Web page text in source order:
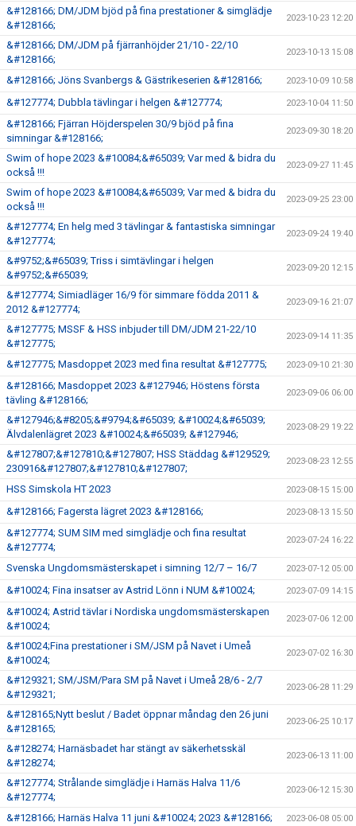
&#128166; DM/JDM bjöd på fina prestationer & simglädje
&#128166;
2023-10-23 12:20
&#128166; DM/JDM på fjärranhöjder 21/10 - 22/10
&#128166;
2023-10-13 15:08
&#128166; Jöns Svanbergs & Gästrikeserien &#128166; 2023-10-09 10:58
&#127774; Dubbla tävlingar i helgen &#127774; 2023-10-04 11:50
&#128166; Fjärran Höjderspelen 30/9 bjöd på fina
simningar &#128166;
2023-09-30 18:20
Swim of hope 2023 &#10084;&#65039; Var med & bidra du
också !!!
2023-09-27 11:45
Swim of hope 2023 &#10084;&#65039; Var med & bidra du
också !!!
2023-09-25 23:00
&#127774; En helg med 3 tävlingar & fantastiska simningar
&#127774;
2023-09-24 19:40
&#9752;&#65039; Triss i simtävlingar i helgen
&#9752;&#65039;
2023-09-20 12:15
&#127774; Simiadläger 16/9 för simmare födda 2011 &
2012 &#127774;
2023-09-16 21:07
&#127775; MSSF & HSS inbjuder till DM/JDM 21-22/10
&#127775;
2023-09-14 11:35
&#127775; Masdoppet 2023 med fina resultat &#127775; 2023-09-10 21:30
&#128166; Masdoppet 2023 &#127946; Höstens första
tävling &#128166;
2023-09-06 06:00
&#127946;&#8205;&#9794;&#65039; &#10024;&#65039;
Älvdalenlägret 2023 &#10024;&#65039; &#127946;
2023-08-29 19:22
&#127807;&#127810;&#127807; HSS Städdag &#129529;
230916&#127807;&#127810;&#127807;
2023-08-23 12:55
HSS Simskola HT 2023 2023-08-15 15:00
&#128166; Fagersta lägret 2023 &#128166; 2023-08-13 15:50
&#127774; SUM SIM med simglädje och fina resultat
&#127774;
2023-07-24 16:22
Svenska Ungdomsmästerskapet i simning 12/7 – 16/7 2023-07-12 05:00
&#10024; Fina insatser av Astrid Lönn i NUM &#10024; 2023-07-09 14:15
&#10024; Astrid tävlar i Nordiska ungdomsmästerskapen
&#10024;
2023-07-06 12:00
&#10024;Fina prestationer i SM/JSM på Navet i Umeå
&#10024;
2023-07-02 16:30
&#129321; SM/JSM/Para SM på Navet i Umeå 28/6 - 2/7
&#129321;
2023-06-28 11:29
&#128165;Nytt beslut / Badet öppnar måndag den 26 juni
&#128165;
2023-06-25 10:17
&#128274; Harnäsbadet har stängt av säkerhetsskäl
&#128274;
2023-06-13 11:00
&#127774; Strålande simglädje i Harnäs Halva 11/6
&#127774;
2023-06-12 15:30
&#128166; Harnäs Halva 11 juni &#10024; 2023 &#128166; 2023-06-08 05:00